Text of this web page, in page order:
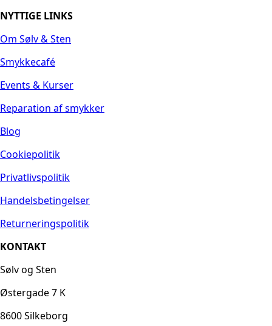
NYTTIGE LINKS
Om Sølv & Sten
Smykkecafé
Events & Kurser
Reparation af smykker
Blog
Cookiepolitik
Privatlivspolitik
Handelsbetingelser
Returneringspolitik
KONTAKT
Sølv og Sten
Østergade 7 K
8600 Silkeborg